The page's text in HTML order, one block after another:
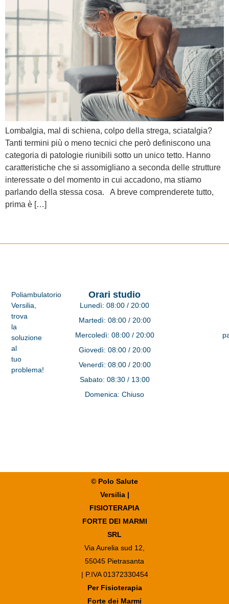
Lombalgia, mal di schiena, colpo della strega, sciatalgia?
Tanti termini più o meno tecnici che però definiscono una
categoria di patologie riunibili sotto un unico tetto. Hanno
caratteristiche che si assomigliano a seconda delle strutture
interessate o del momento in cui accadono, ma stiamo
parlando della stessa cosa. A breve comprenderete tutto,
prima è […]
Orari studio
Lunedì: 08:00 / 20:00
Martedì: 08:00 / 20:00
Mercoledì: 08:00 / 20:00
Giovedì: 08:00 / 20:00
Venerdì: 08:00 / 20:00
Sabato: 08:30 / 13:00
Domenica: Chiuso
Poliambulatorio
Versilia,
trova
la
soluzione
al
tuo
problema!
© Polo Salute
Versilia |
FISIOTERAPIA
FORTE DEI MARMI
SRL
Via Aurelia sud 12,
55045 Pietrasanta
| P.IVA 01372330454
Per Fisioterapia
Forte dei Marmi